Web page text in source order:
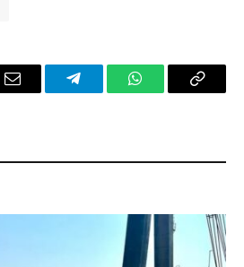
Email TelegramWhatsAppCopy